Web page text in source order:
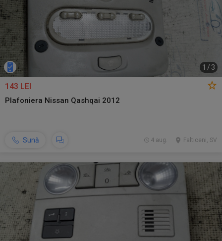
1 / 3
143 LEI
Plafoniera Nissan Qashqai 2012
Sună Falticeni, SV
4 aug.